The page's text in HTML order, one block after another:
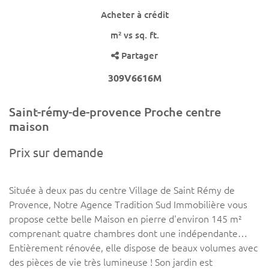
Acheter à crédit
m² vs sq. ft.
Partager
309V6616M
Saint-rémy-de-provence Proche centre
maison
Prix sur demande
Située à deux pas du centre Village de Saint Rémy de
Provence, Notre Agence Tradition Sud Immobilière vous
propose cette belle Maison en pierre d'environ 145 m²
comprenant quatre chambres dont une indépendante…
Entièrement rénovée, elle dispose de beaux volumes avec
des pièces de vie très lumineuse ! Son jardin est